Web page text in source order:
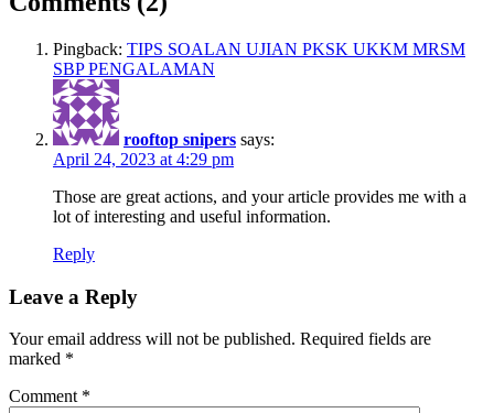
Pingback: TIPS SOALAN UJIAN PKSK UKKM MRSM
SBP PENGALAMAN
rooftop snipers says:
April 24, 2023 at 4:29 pm
Those are great actions, and your article provides me with a
lot of interesting and useful information.
Reply
Leave a Reply
Your email address will not be published. Required fields are
marked *
Comment *